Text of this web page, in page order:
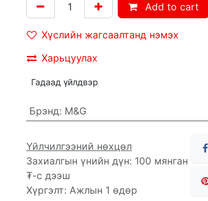
Add to cart
Хүслийн жагсаалтанд нэмэх
Харьцуулах
Гадаад үйлдвэр
Брэнд: M&G
Үйлчилгээний нөхцөл
Захиалгын үнийн дүн: 100 мянган
₮-с дээш
Хүргэлт: Ажлын 1 өдөр